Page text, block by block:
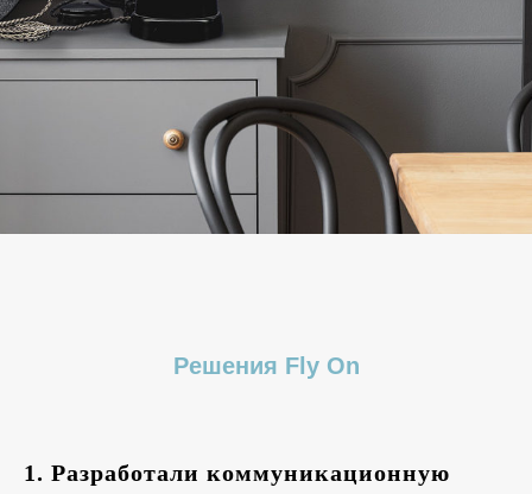
Решения Fly On
1. Разработали коммуникационную